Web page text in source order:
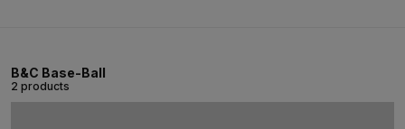
B&C Base-Ball
2 products